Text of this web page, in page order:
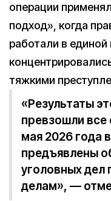
операции
подход», когда
работали в
тяжкими
«Результаты
превзошли все
мая 2026 года
предъявлены
уголовных дел
делам», —